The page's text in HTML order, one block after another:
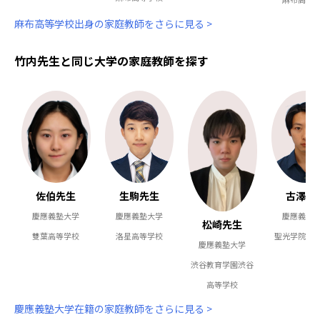
麻布高等学校出身の家庭教師をさらに見る >
竹内先生と同じ大学の家庭教師を探す
佐伯先生
慶應義塾大学
雙葉高等学校
生駒先生
慶應義塾大学
洛星高等学校
松崎先生
慶應義塾大学
渋谷教育学園渋谷
高等学校
古澤先
慶應義塾
聖光学院高
慶應義塾大学在籍の家庭教師をさらに見る >